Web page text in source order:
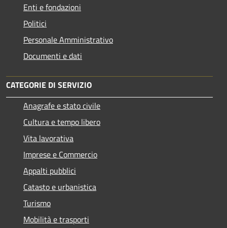
Enti e fondazioni
Politici
Personale Amministrativo
Documenti e dati
CATEGORIE DI SERVIZIO
Anagrafe e stato civile
Cultura e tempo libero
Vita lavorativa
Imprese e Commercio
Appalti pubblici
Catasto e urbanistica
Turismo
Mobilità e trasporti